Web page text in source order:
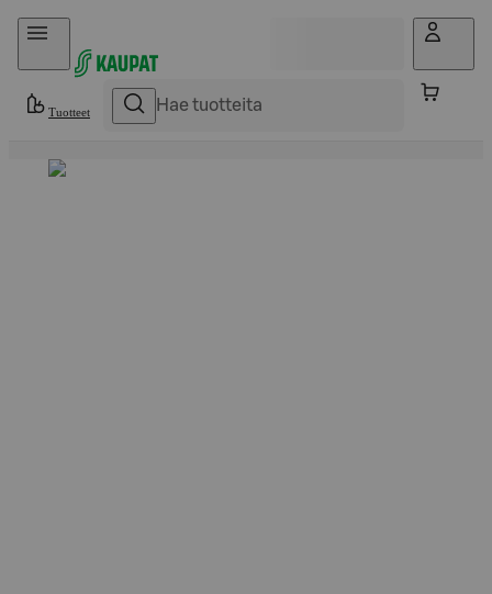
Hyppää sisältöön
Tuotteet